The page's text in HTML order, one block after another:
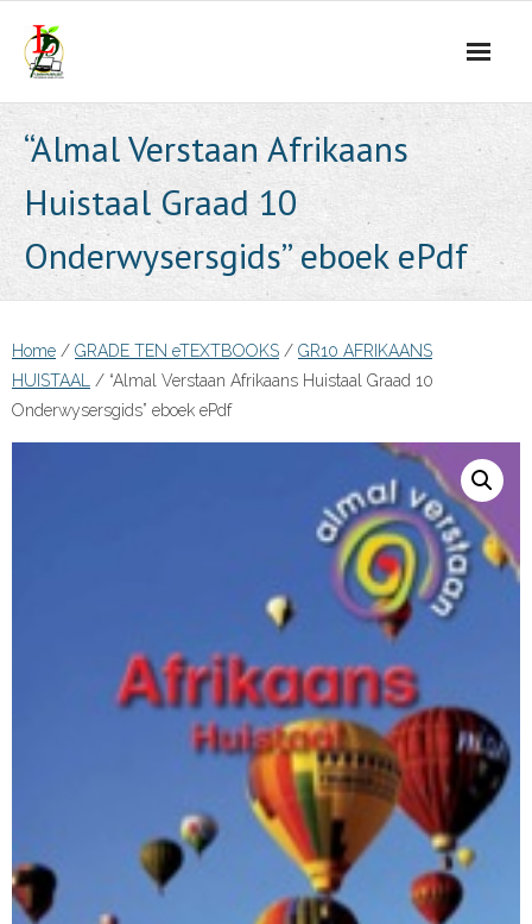
content
“Almal Verstaan Afrikaans
Huistaal Graad 10
Onderwysersgids” eboek ePdf
Home / GRADE TEN eTEXTBOOKS / GR10 AFRIKAANS
HUISTAAL
/ “Almal Verstaan Afrikaans Huistaal Graad 10
Onderwysersgids” eboek ePdf